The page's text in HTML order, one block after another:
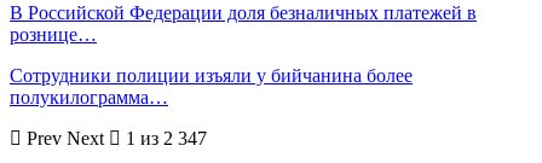
В Российской Федерации доля безналичных платежей в
рознице…
Сотрудники полиции изъяли у бийчанина более
полукилограмма…
Prev Next
1 из 2 347